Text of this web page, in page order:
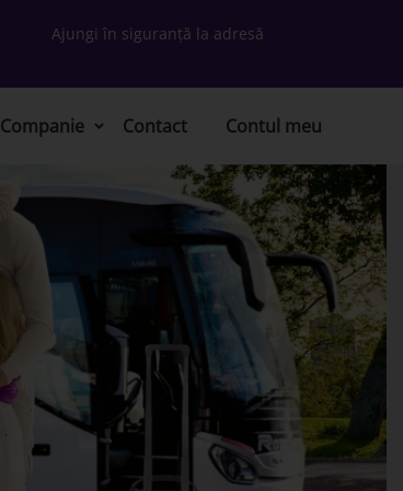
Ajungi în siguranță la adresă
Companie Contact Contul meu